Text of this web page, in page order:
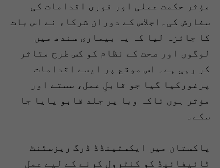
مؤثر حکمت عملی اور فوری اقدامات کی
سفارش کی۔اجلاس کے دوران شرکاء نے اس بات
کا جائزہ لیا کہ یہ بیماری سندھ میں
لوگوں اور صحت کے نظام کو کس طرح متاثر
کر رہی ہے۔ اس موقع پر ایسے اقدامات
پرغورکیا گیا جو قابلِ عمل، سستے اور
مؤثر ہوں تاکہ وبا پر جلد قابو پایا جا
سکے۔
پاکستان میں ایکسٹینڈڈ ڈرگ ریزسٹنٹ
ٹائیفائیڈ کو کنٹرول کرنے کے لیے عمل